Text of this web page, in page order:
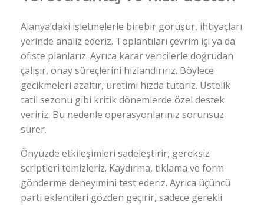
Alanya’daki işletmelerle birebir görüşür, ihtiyaçları
yerinde analiz ederiz. Toplantıları çevrim içi ya da
ofiste planlarız. Ayrıca karar vericilerle doğrudan
çalışır, onay süreçlerini hızlandırırız. Böylece
gecikmeleri azaltır, üretimi hızda tutarız. Üstelik
tatil sezonu gibi kritik dönemlerde özel destek
veririz. Bu nedenle operasyonlarınız sorunsuz
sürer.
Önyüzde etkileşimleri sadeleştirir, gereksiz
scriptleri temizleriz. Kaydırma, tıklama ve form
gönderme deneyimini test ederiz. Ayrıca üçüncü
parti eklentileri gözden geçirir, sadece gerekli